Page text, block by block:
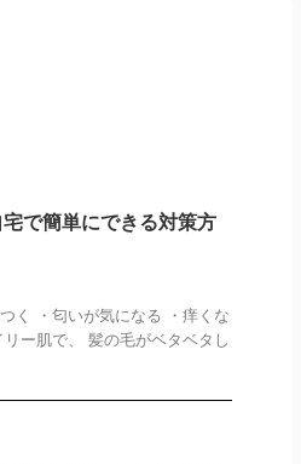
で簡単にできる対策方
く ・匂いが気になる ・痒くな
ー肌で、 髪の毛がベタベタし